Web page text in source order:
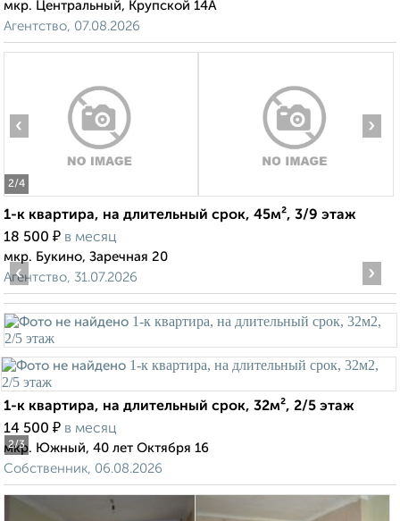
мкр. Центральный, Крупской 14А
Агентство, 07.08.2026
2/4
‹ ›
1-к квартира, на длительный срок, 45м², 3/9 этаж
18 500 ₽ в месяц
мкр. Букино, Заречная 20
Агентство, 31.07.2026
2/3
‹ ›
1-к квартира, на длительный срок, 32м², 2/5 этаж
14 500 ₽ в месяц
мкр. Южный, 40 лет Октября 16
Собственник, 06.08.2026